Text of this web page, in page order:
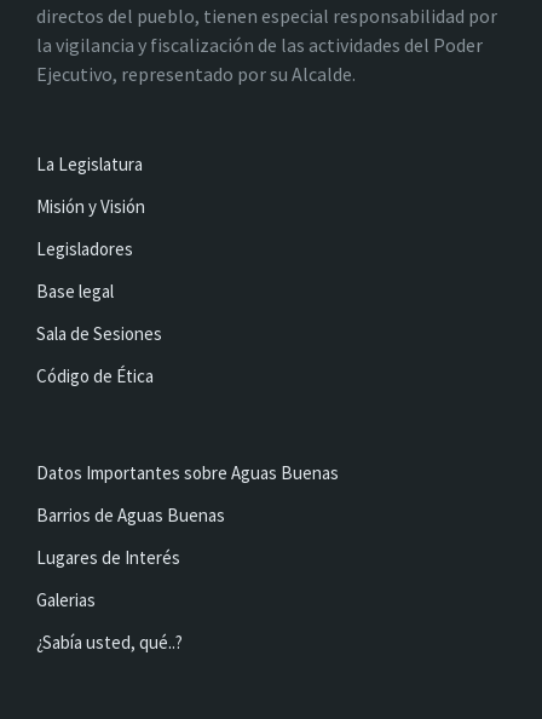
directos del pueblo, tienen especial responsabilidad por
la vigilancia y fiscalización de las actividades del Poder
Ejecutivo, representado por su Alcalde.
La Legislatura
Misión y Visión
Legisladores
Base legal
Sala de Sesiones
Código de Ética
Datos Importantes sobre Aguas Buenas
Barrios de Aguas Buenas
Lugares de Interés
Galerias
¿Sabía usted, qué..?